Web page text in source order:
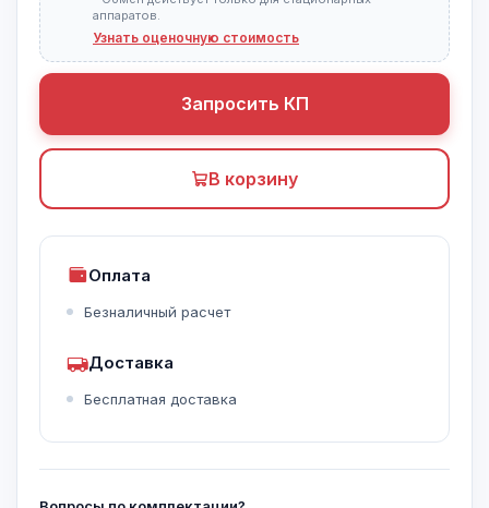
аппаратов.
Узнать оценочную стоимость
Запросить КП
В корзину
Оплата
Безналичный расчет
Доставка
Бесплатная доставка